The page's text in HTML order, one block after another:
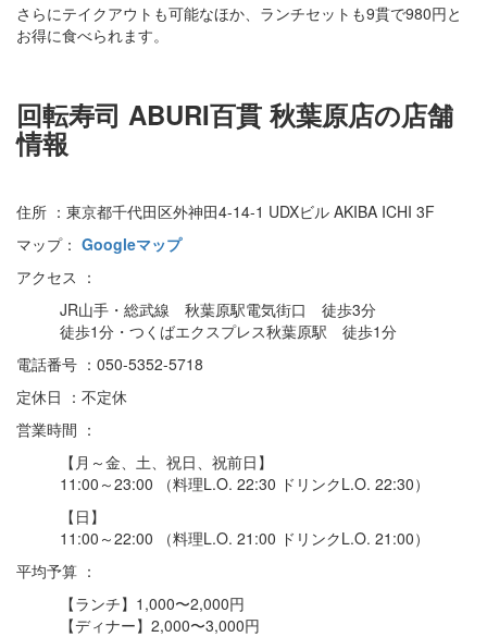
さらにテイクアウトも可能なほか、ランチセットも9貫で980円と
お得に食べられます。
回転寿司 ABURI百貫 秋葉原店の店舗
情報
住所 ：東京都千代田区外神田4-14-1 UDXビル AKIBA ICHI 3F
マップ： Googleマップ
アクセス ：
JR山手・総武線 秋葉原駅電気街口 徒歩3分
徒歩1分・つくばエクスプレス秋葉原駅 徒歩1分
電話番号 ：050-5352-5718
定休日 ：不定休
営業時間 ：
【月～金、土、祝日、祝前日】
11:00～23:00 （料理L.O. 22:30 ドリンクL.O. 22:30）
【日】
11:00～22:00 （料理L.O. 21:00 ドリンクL.O. 21:00）
平均予算 ：
【ランチ】1,000〜2,000円
【ディナー】2,000〜3,000円